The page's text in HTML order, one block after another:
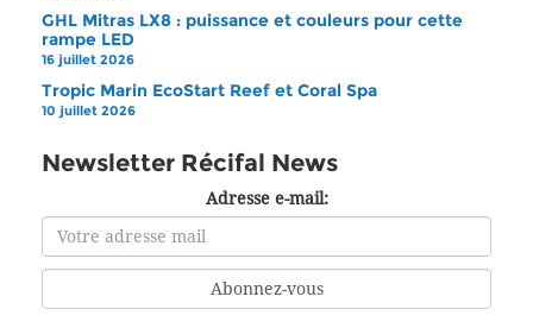
GHL Mitras LX8 : puissance et couleurs pour cette
rampe LED
16 juillet 2026
Tropic Marin EcoStart Reef et Coral Spa
10 juillet 2026
Newsletter Récifal News
Adresse e-mail: